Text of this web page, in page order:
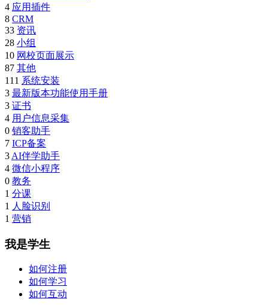
4 应用插件
8 CRM
33 资讯
28 小组
10 网校页面展示
87 其他
111 系统安装
3 最新版本功能使用手册
3 证书
4 用户信息采集
0 销客助手
7 ICP备案
3 AI伴学助手
4 微信小程序
0 教务
1 分课
1 人脸识别
1 营销
我是学生
如何注册
如何学习
如何互动